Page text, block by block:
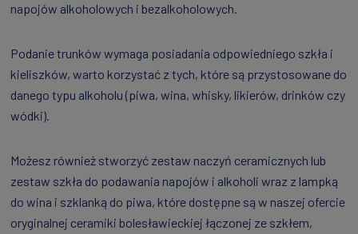
napojów alkoholowych i bezalkoholowych.
Podanie trunków wymaga posiadania odpowiedniego szkła i
kieliszków, warto korzystać z tych, które są przystosowane do
danego typu alkoholu (piwa, wina, whisky, likierów, drinków czy
wódki).
Możesz również stworzyć zestaw naczyń ceramicznych lub
zestaw szkła do podawania napojów i alkoholi wraz z lampką
do wina i szklanką do piwa, które dostępne są w naszej ofercie
oryginalnej ceramiki bolesławieckiej łączonej ze szkłem,